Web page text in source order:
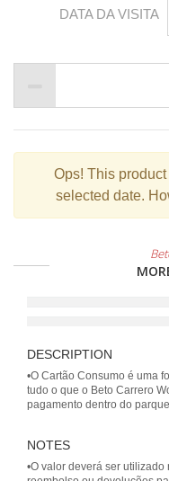
DATA DA VISITA
Ops! This
selected date.
DESCRIPTION
•O Cartão Consumo é uma
tudo o que o Beto Carrero
pagamento dentro do
NOTES
•O valor deverá ser